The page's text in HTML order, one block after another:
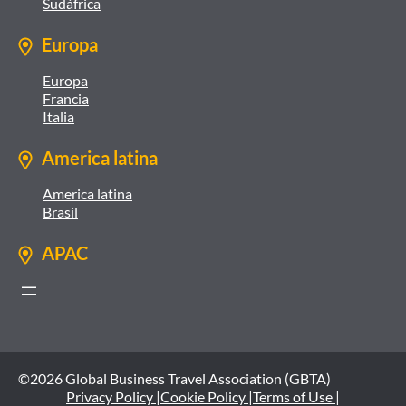
Sudáfrica
Europa
Europa
Francia
Italia
America latina
America latina
Brasil
APAC
©2026 Global Business Travel Association (GBTA)
Privacy Policy |Cookie Policy |Terms of Use |